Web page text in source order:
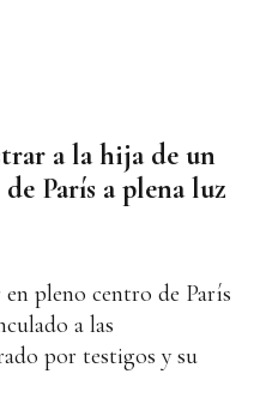
a la hija de un
París a plena luz
pleno centro de París
a las
por testigos y su